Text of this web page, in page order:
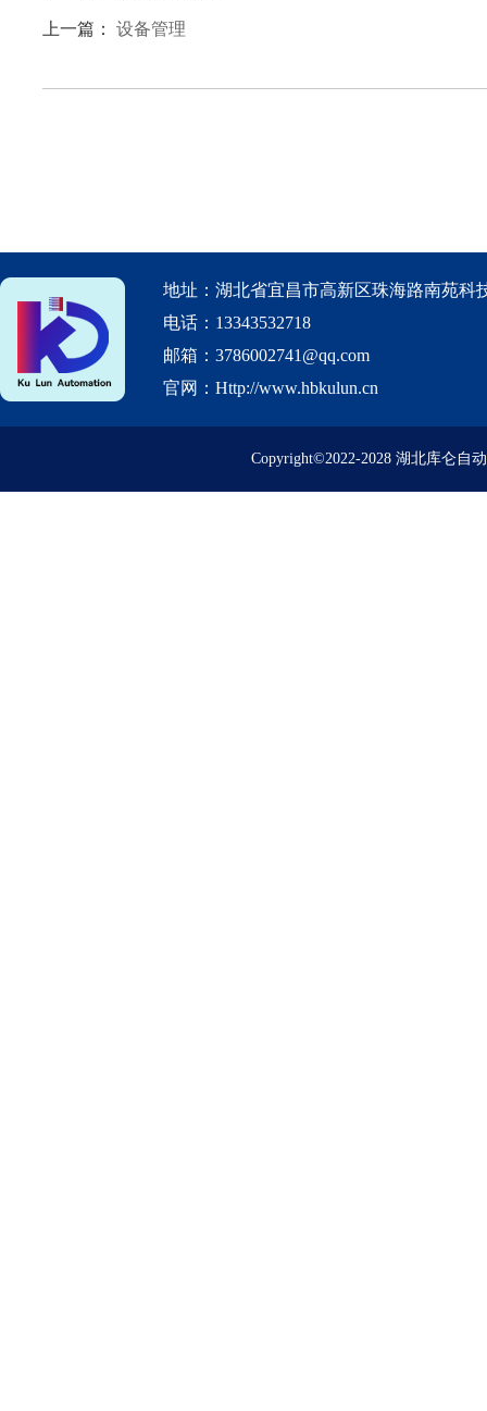
上一篇： 设备管理
地址：湖北省宜昌市高新区珠海路南苑科
电话：13343532718
邮箱：3786002741@qq.com
官网：Http://www.hbkulun.cn
Copyright©2022-2028 湖北库仑自